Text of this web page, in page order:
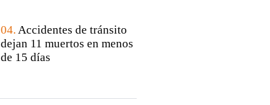
04. Accidentes de tránsito
dejan 11 muertos en menos
de 15 días